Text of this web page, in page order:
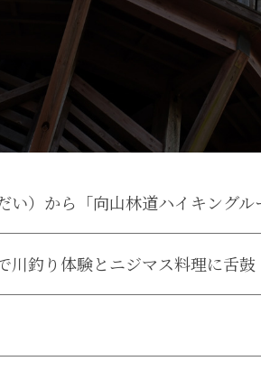
い）から「向山林道ハイキング
川釣り体験とニジマス料理に舌鼓